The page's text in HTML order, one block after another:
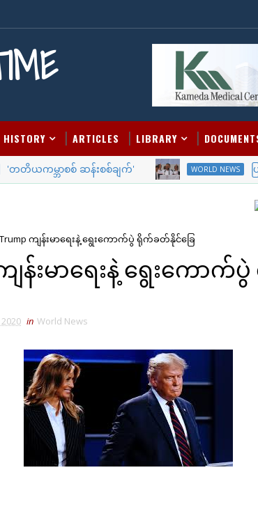
HISTORY ARTICLES LIBRARY
ကမ္ဘာစစ် ဆန်းစစ်ချက်' WORLD NEWS ပြည်တ
ကျန်းမာရေးနဲ့ ရွေးကောက်ပွဲ ရိုက်ခတ်နိုင်ခြေ
ကျန်းမာရေးနဲ့ ရွေးကော
in World News